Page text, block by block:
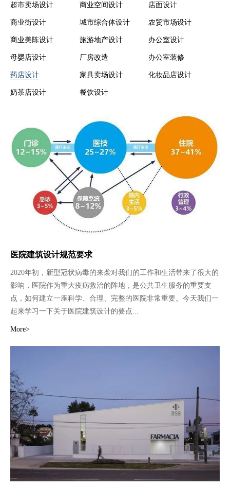
超市卖场设计 商业空间设计 店面设计
商业街设计 城市综合体设计 农贸市场设计
商业美陈设计 旅游地产设计 办公室设计
母婴店设计 厂房改造 办公室装修
药店设计 家具卖场设计 化妆品店设计
奶茶店设计 餐饮设计
医院建筑设计规范要求
2020年初，新型冠状病毒的来袭对我们的工作和生活带来了很大的
影响，医院作为重大疫病救治的阵地，是公共卫生服务的重要支
点，如何建立一座科学、合理、完整的医院非常重要。今天我们一
起来学习一下关于医院建筑设计的要点...
More>